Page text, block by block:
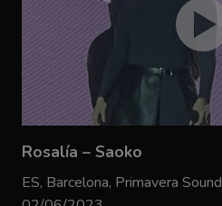
Rosalía – Saoko
ES, Barcelona, Primavera Sound